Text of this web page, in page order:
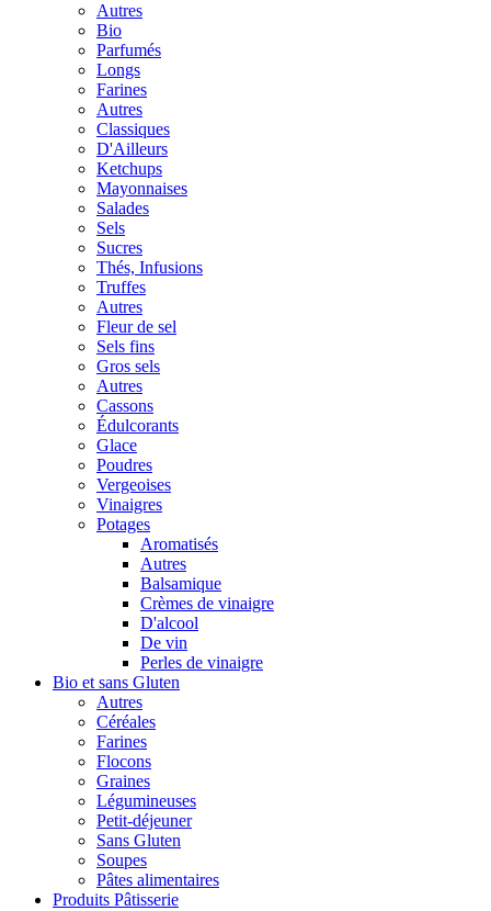
Autres
Bio
Parfumés
Longs
Farines
Autres
Classiques
D'Ailleurs
Ketchups
Mayonnaises
Salades
Sels
Sucres
Thés, Infusions
Truffes
Autres
Fleur de sel
Sels fins
Gros sels
Autres
Cassons
Édulcorants
Glace
Poudres
Vergeoises
Vinaigres
Potages
Aromatisés
Autres
Balsamique
Crèmes de vinaigre
D'alcool
De vin
Perles de vinaigre
Bio et sans Gluten
Autres
Céréales
Farines
Flocons
Graines
Légumineuses
Petit-déjeuner
Sans Gluten
Soupes
Pâtes alimentaires
Produits Pâtisserie